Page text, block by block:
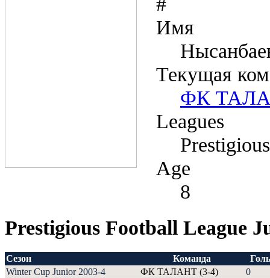
Имя
Текущая
ФК
Leagues
Age
8
Prestigious Football League
Сезон Команда
Winter Cup Junior 2003-4
ФК ТАЛАНТ (3-4)
0